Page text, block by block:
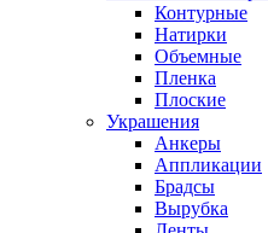
Контурные
Натирки
Объемные
Пленка
Плоские
Украшения
Анкеры
Аппликации
Брадсы
Вырубка